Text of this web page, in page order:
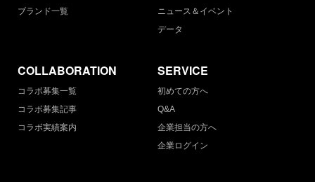
ブランド一覧
ニュース＆イベント
データ
COLLABORATION
コラボ募集一覧
コラボ募集記事
コラボ実績案内
SERVICE
初めての方へ
Q&A
企業担当の方へ
企業ログイン